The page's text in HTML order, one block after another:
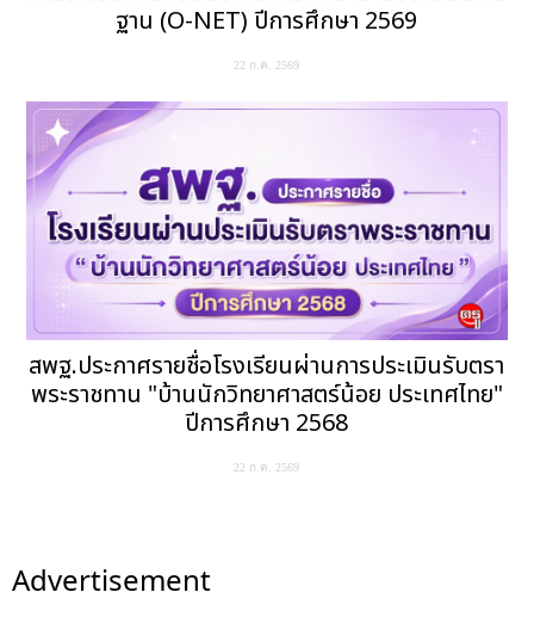
ฐาน (O-NET) ปีการศึกษา 2569
22 ก.ค. 2569
สพฐ.ประกาศรายชื่อโรงเรียนผ่านการประเมินรับตรา
พระราชทาน "บ้านนักวิทยาศาสตร์น้อย ประเทศไทย"
ปีการศึกษา 2568
22 ก.ค. 2569
Advertisement